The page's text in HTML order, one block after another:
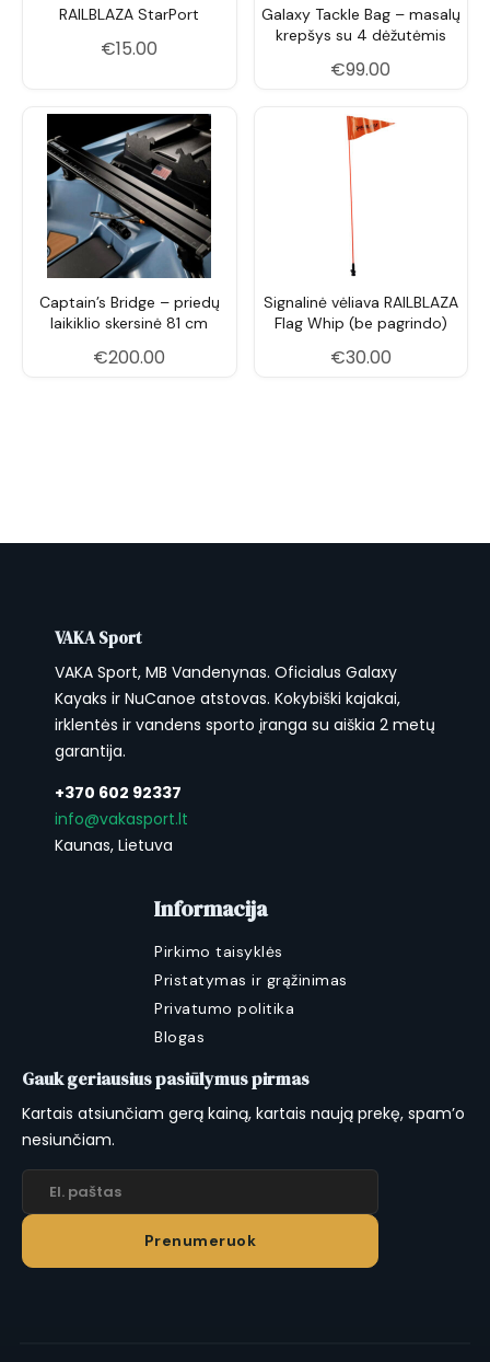
RAILBLAZA StarPort
€15.00
Galaxy Tackle Bag – masalų
krepšys su 4 dėžutėmis
€99.00
Captain’s Bridge – priedų
laikiklio skersinė 81 cm
€200.00
Signalinė vėliava RAILBLAZA
Flag Whip (be pagrindo)
€30.00
VAKA Sport
VAKA Sport, MB Vandenynas. Oficialus Galaxy
Kayaks ir NuCanoe atstovas. Kokybiški kajakai,
irklentės ir vandens sporto įranga su aiškia 2 metų
garantija.
+370 602 92337
info@vakasport.lt
Kaunas, Lietuva
Informacija
Pirkimo taisyklės
Pristatymas ir grąžinimas
Privatumo politika
Blogas
Gauk geriausius pasiūlymus pirmas
Kartais atsiunčiam gerą kainą, kartais naują prekę, spam’o
nesiunčiam.
Prenumeruok